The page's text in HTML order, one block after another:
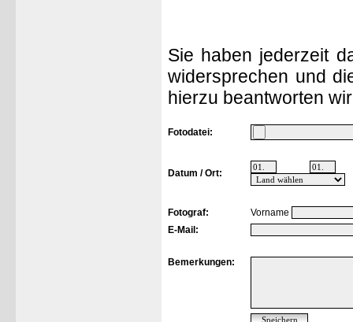
Sie haben jederzeit
widersprechen und
hierzu beantworten
Fotodatei:
Datum / Ort:
Fotograf:
Vorname
E-Mail:
Bemerkungen: